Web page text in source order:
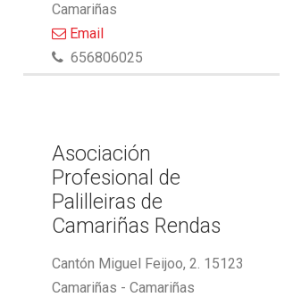
Camariñas
Email
656806025
Asociación
Profesional de
Palilleiras de
Camariñas Rendas
Cantón Miguel Feijoo, 2. 15123
Camariñas - Camariñas